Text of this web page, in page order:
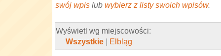
swój wpis lub wybierz z listy swoich wpisów.
Wyświetl wg miejscowości:
Wszystkie | Elbląg